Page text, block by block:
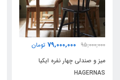
95,000,000
79,000,000 تومان
میز و صندلی چهار نفره ایکیا
HAGERNAS